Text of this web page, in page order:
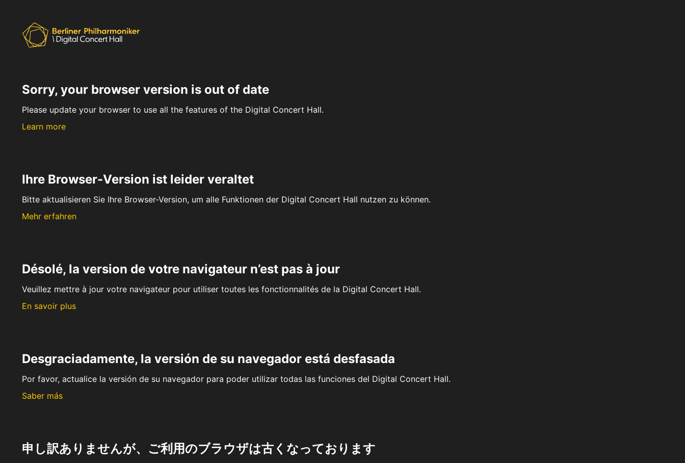
Sorry, your browser version is out of date
Please update your browser to use all the features of the Digital Concert Hall.
Learn more
Ihre Browser-Version ist leider veraltet
Bitte aktualisieren Sie Ihre Browser-Version, um alle Funktionen der Digital Concert Hall nutzen zu können.
Mehr erfahren
Désolé, la version de votre navigateur n’est pas à jour
Veuillez mettre à jour votre navigateur pour utiliser toutes les fonctionnalités de la Digital Concert Hall.
En savoir plus
Desgraciadamente, la versión de su navegador está desfasada
Por favor, actualice la versión de su navegador para poder utilizar todas las funciones del Digital Concert Hall.
Saber más
申し訳ありませんが、ご利用のブラウザは古くなっております